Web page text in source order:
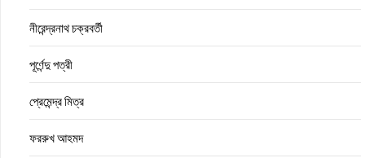
নীরেন্দ্রনাথ চক্রবর্তী
পূর্ণেন্দু পত্রী
প্রেমেন্দ্র মিত্র
ফররুখ আহমদ